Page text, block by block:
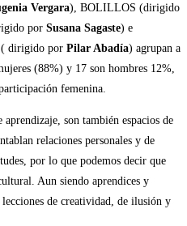
Vergara), BOLILLOS (dirigido
por Susana Sagaste) e
dirigido por Pilar Abadía) agrupan a
(88%) y 17 son hombres 12%,
femenina.
son también espacios de
relaciones personales y de
por lo que podemos decir que
Aun siendo aprendices y
de creatividad, de ilusión y